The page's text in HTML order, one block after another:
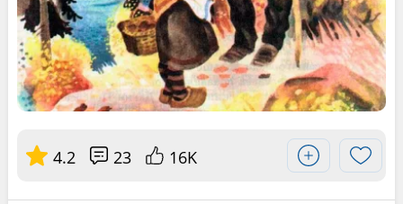
4.2 23 16K